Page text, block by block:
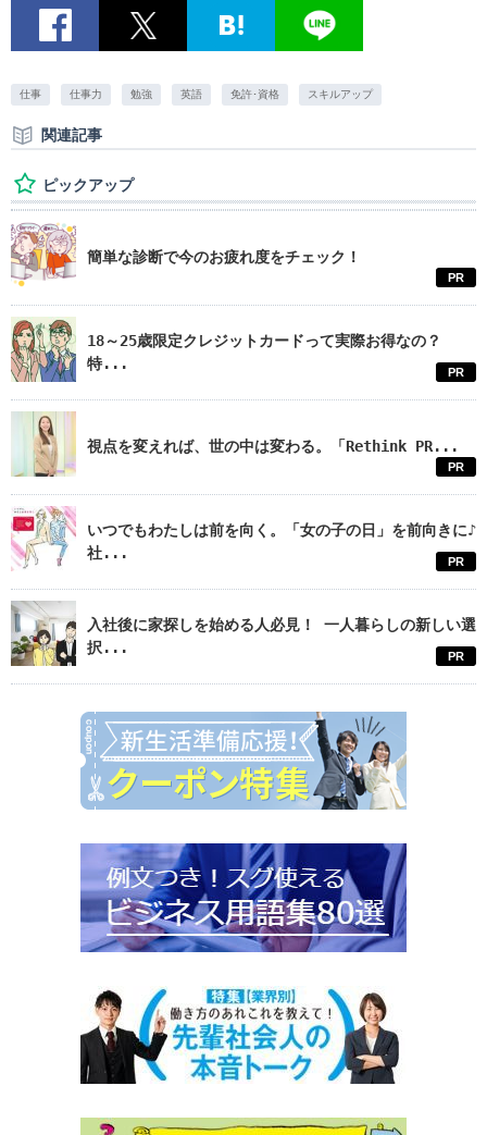
仕事 仕事力 勉強 英語 免許･資格 スキルアップ
関連記事
ピックアップ
簡単な診断で今のお疲れ度をチェック！
PR
18～25歳限定クレジットカードって実際お得なの？
特...
PR
視点を変えれば、世の中は変わる。「Rethink PR...
PR
いつでもわたしは前を向く。「女の子の日」を前向きに♪
社...
PR
入社後に家探しを始める人必見！ 一人暮らしの新しい選
択...
PR